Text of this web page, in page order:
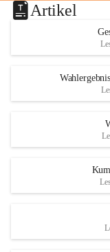
Artikel